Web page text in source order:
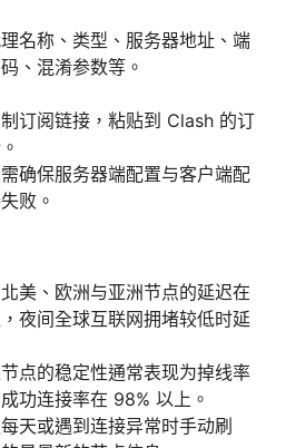
名称、类型、服务器地址、端
、混淆参数等。
订阅链接，粘贴到 Clash 的订
确保服务器端配置与客户端配
败。
美、欧洲与亚洲节点的延迟在
夜间全球互联网拥堵较低时延
点的稳定性通常表现为掉线率
功连接率在 98% 以上。
天或遇到连接异常时手动刷